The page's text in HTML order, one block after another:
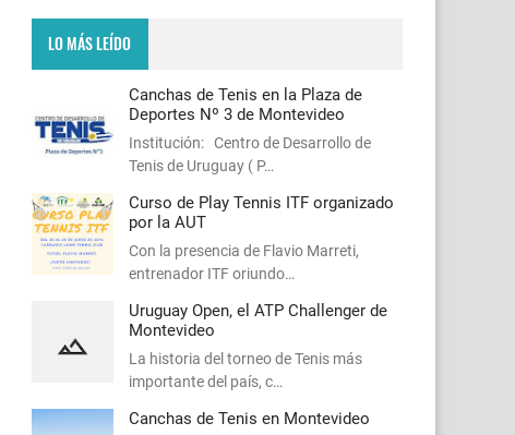
LO MÁS LEÍDO
Canchas de Tenis en la Plaza de
Deportes Nº 3 de Montevideo
Institución: Centro de Desarrollo de
Tenis de Uruguay ( P…
Curso de Play Tennis ITF organizado
por la AUT
Con la presencia de Flavio Marreti,
entrenador ITF oriundo…
Uruguay Open, el ATP Challenger de
Montevideo
La historia del torneo de Tenis más
importante del país, c…
Canchas de Tenis en Montevideo